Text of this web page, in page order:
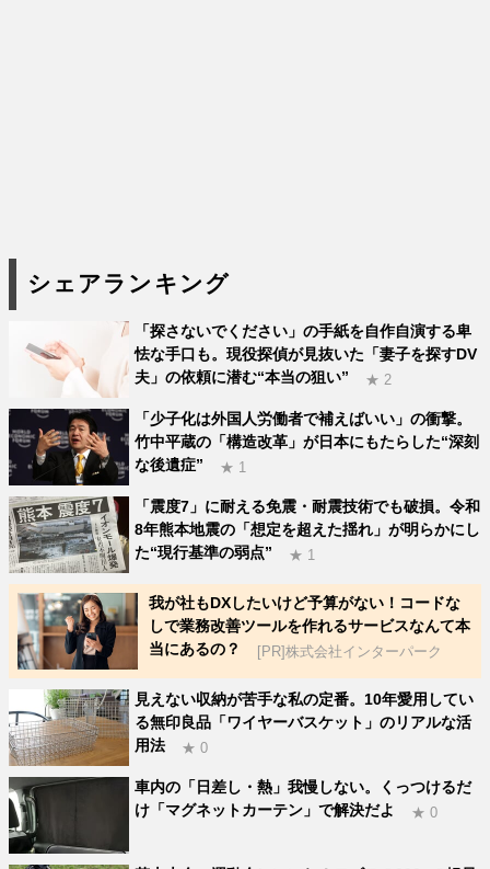
シェアランキング
「探さないでください」の手紙を自作自演する卑
怯な手口も。現役探偵が見抜いた「妻子を探すDV
夫」の依頼に潜む“本当の狙い”
★ 2
「少子化は外国人労働者で補えばいい」の衝撃。
竹中平蔵の「構造改革」が日本にもたらした“深刻
な後遺症”
★ 1
「震度7」に耐える免震・耐震技術でも破損。令和
8年熊本地震の「想定を超えた揺れ」が明らかにし
た“現行基準の弱点”
★ 1
我が社もDXしたいけど予算がない！コードな
しで業務改善ツールを作れるサービスなんて本
当にあるの？
[PR]株式会社インターパーク
見えない収納が苦手な私の定番。10年愛用してい
る無印良品「ワイヤーバスケット」のリアルな活
用法
★ 0
車内の「日差し・熱」我慢しない。くっつけるだ
け「マグネットカーテン」で解決だよ
★ 0